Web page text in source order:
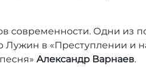
современности. Одни из
Лужин в «Преступлении и
Александр Варнаев.